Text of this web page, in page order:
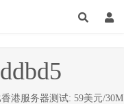
港服务器测试: 59美元/30M